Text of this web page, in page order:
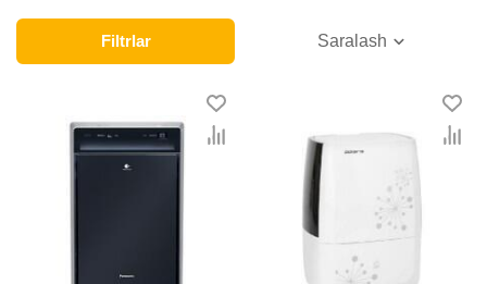
Filtrlar Saralash